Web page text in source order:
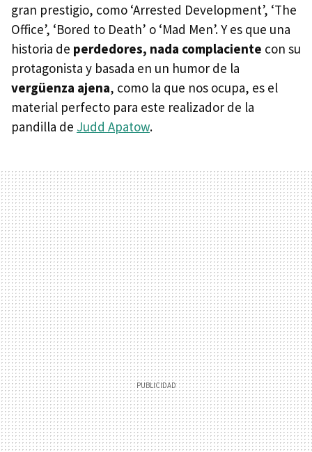
gran prestigio, como ‘Arrested Development’, ‘The
Office’, ‘Bored to Death’ o ‘Mad Men’. Y es que una
historia de perdedores, nada complaciente con su
protagonista y basada en un humor de la
vergüenza ajena, como la que nos ocupa, es el
material perfecto para este realizador de la
pandilla de Judd Apatow.